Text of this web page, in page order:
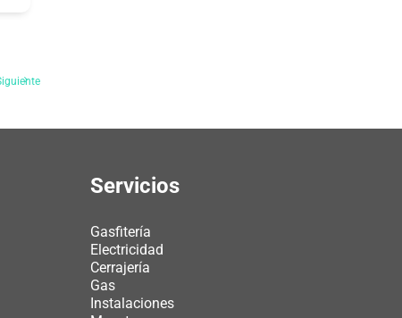
Servicios
Gasfitería
Electricidad
Cerrajería
Gas
Instalaciones